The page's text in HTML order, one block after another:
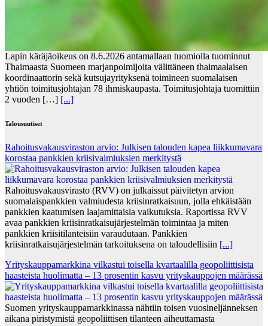
Lapin käräjäoikeus on 8.6.2026 antamallaan tuomiolla tuominnut
Thaimaasta Suomeen marjanpoimijoita välittäneen thaimaalaisen
koordinaattorin sekä kutsujayrityksenä toimineen suomalaisen
yhtiön toimitusjohtajan 78 ihmiskaupasta. Toimitusjohtaja tuomittiin
2 vuoden […] [...]
Talousuutiset
Rahoitusvakausviraston arvio: Julkisen talouden kapea liikkumavara
korostaa pankkien kriisivalmiuksien merkitystä
Rahoitusvakausvirasto (RVV) on julkaissut päivitetyn arvion
suomalaispankkien valmiudesta kriisinratkaisuun, jolla ehkäistään
pankkien kaatumisen laajamittaisia vaikutuksia. Raportissa RVV
avaa pankkien kriisinratkaisujärjestelmän toimintaa ja miten
pankkien kriisitilanteisiin varaudutaan. Pankkien
kriisinratkaisujärjestelmän tarkoituksena on taloudellisiin [...]
Yrityskauppamarkkina vilkastui toisella kvartaalilla geopoliittisista
haasteista huolimatta – 13 prosentin kasvu yrityskauppojen määrässä
Suomen yrityskauppamarkkinassa nähtiin toisen vuosineljänneksen
aikana piristymistä geopoliittisen tilanteen aiheuttamasta